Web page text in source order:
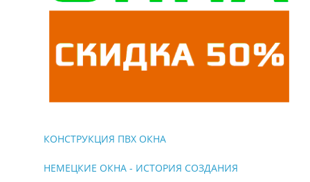
КОНСТРУКЦИЯ ПВХ ОКНА
НЕМЕЦКИЕ ОКНА - ИСТОРИЯ СОЗДАНИЯ